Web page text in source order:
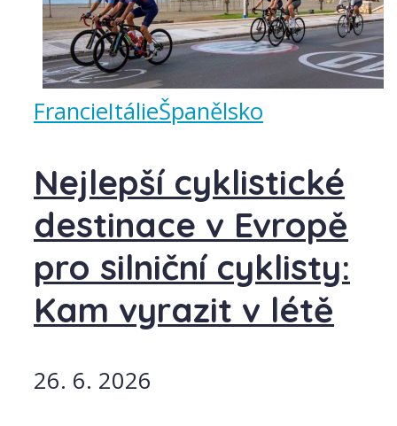
FrancieItálieŠpanělsko
Nejlepší cyklistické
destinace v Evropě
pro silniční cyklisty:
Kam vyrazit v létě
26. 6. 2026